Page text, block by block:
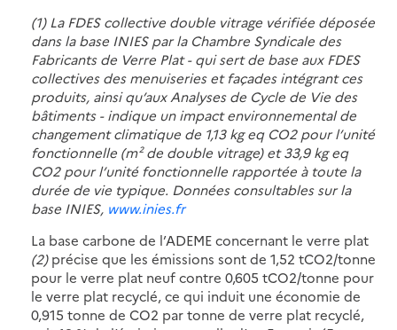
(1) La FDES collective double vitrage vérifiée déposée
dans la base INIES par la Chambre Syndicale des
Fabricants de Verre Plat - qui sert de base aux FDES
collectives des menuiseries et façades intégrant ces
produits, ainsi qu’aux Analyses de Cycle de Vie des
bâtiments - indique un impact environnemental de
changement climatique de 1,13 kg eq CO2 pour l’unité
fonctionnelle (m² de double vitrage) et 33,9 kg eq
CO2 pour l’unité fonctionnelle rapportée à toute la
durée de vie typique. Données consultables sur la
base INIES, www.inies.fr
La base carbone de l’ADEME concernant le verre plat
(2)précise que les émissions sont de 1,52 tCO2/tonne
pour le verre plat neuf contre 0,605 tCO2/tonne pour
le verre plat recyclé, ce qui induit une économie de
0,915 tonne de CO2 par tonne de verre plat recyclé,